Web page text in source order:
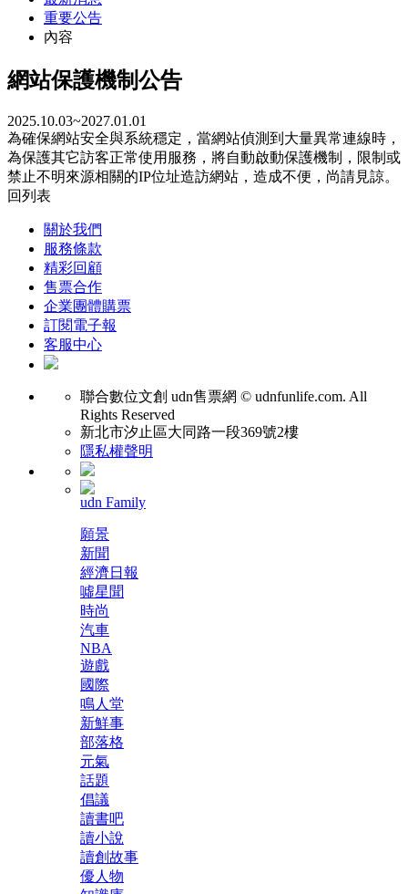
重要公告
內容
網站保護機制公告
2025.10.03~2027.01.01
為確保網站安全與系統穩定，當網站偵測到大量異常連線時，
為保護其它訪客正常使用服務，將自動啟動保護機制，限制或
禁止不明來源相關的IP位址造訪網站，造成不便，尚請見諒。
回列表
關於我們
服務條款
精彩回顧
售票合作
企業團體購票
訂閱電子報
客服中心
聯合數位文創 udn售票網 © udnfunlife.com. All
Rights Reserved
新北市汐止區大同路一段369號2樓
隱私權聲明
udn Family
願景
新聞
經濟日報
噓星聞
時尚
汽車
NBA
遊戲
國際
鳴人堂
新鮮事
部落格
元氣
話題
倡議
讀書吧
讀小說
讀創故事
優人物